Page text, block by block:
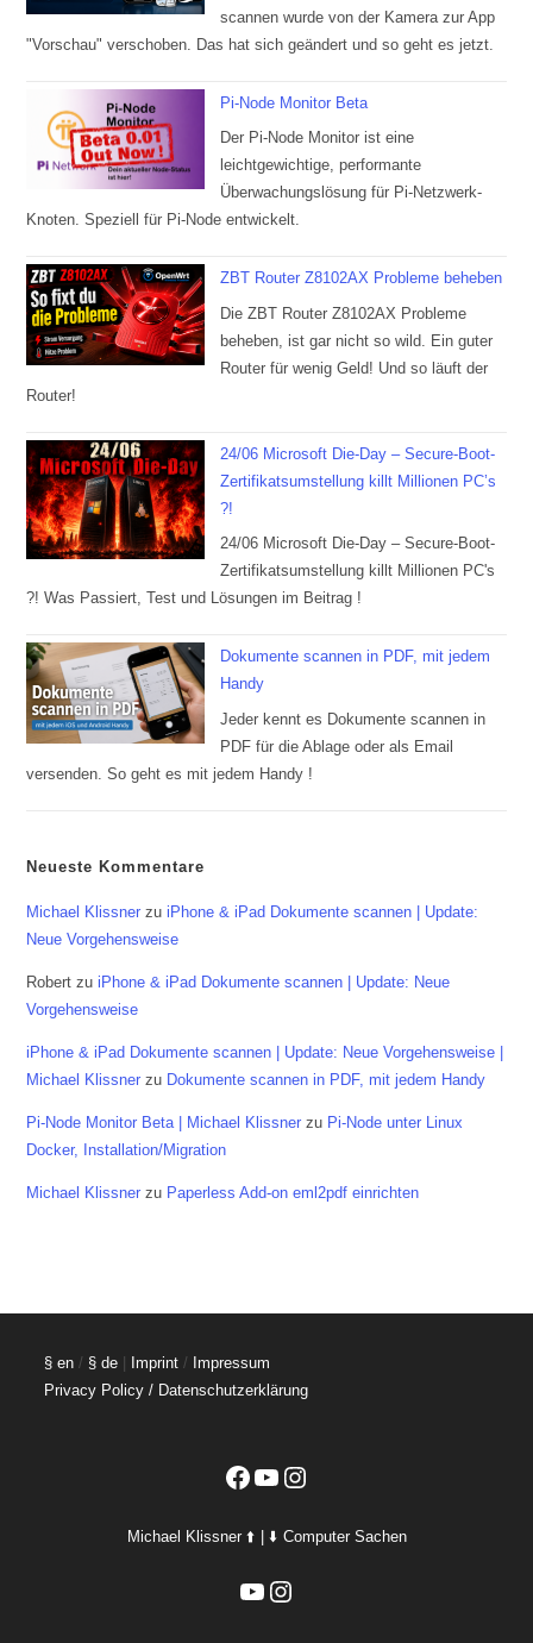
scannen wurde von der Kamera zur App
"Vorschau" verschoben. Das hat sich geändert und so geht es jetzt.
Pi-Node Monitor Beta
Der Pi-Node Monitor ist eine
leichtgewichtige, performante
Überwachungslösung für Pi-Netzwerk-
Knoten. Speziell für Pi-Node entwickelt.
ZBT Router Z8102AX Probleme beheben
Die ZBT Router Z8102AX Probleme
beheben, ist gar nicht so wild. Ein guter
Router für wenig Geld! Und so läuft der
Router!
24/06 Microsoft Die-Day – Secure-Boot-
Zertifikatsumstellung killt Millionen PC’s
?!
24/06 Microsoft Die-Day – Secure-Boot-
Zertifikatsumstellung killt Millionen PC's
?! Was Passiert, Test und Lösungen im Beitrag !
Dokumente scannen in PDF, mit jedem
Handy
Jeder kennt es Dokumente scannen in
PDF für die Ablage oder als Email
versenden. So geht es mit jedem Handy !
Neueste Kommentare
Michael Klissner zuiPhone & iPad Dokumente scannen | Update:
Neue Vorgehensweise
Robert zuiPhone & iPad Dokumente scannen | Update: Neue
Vorgehensweise
iPhone & iPad Dokumente scannen | Update: Neue Vorgehensweise |
Michael Klissner zu Dokumente scannen in PDF, mit jedem Handy
Pi-Node Monitor Beta | Michael Klissner zu Pi-Node unter Linux
Docker, Installation/Migration
Michael Klissner zu Paperless Add-on eml2pdf einrichten
§ en / § de | Imprint / Impressum
Privacy Policy / Datenschutzerklärung
Facebook
YouTubeInstagram
Michael Klissner ⬆️ | ⬇️ Computer Sachen
YouTubeInstagram